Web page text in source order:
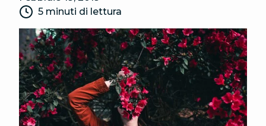
5 minuti di lettura